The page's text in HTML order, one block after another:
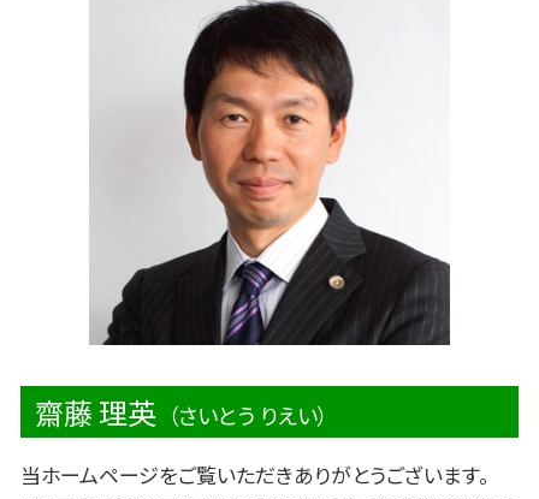
交通事故 死亡
交通事故 診断書
休業損害 主婦
死亡事故 加害者 家族
消防 法律問題
親権 法律問題
不動産 売買 トラブル
経営者 法律問題
職場 法律問題
m&a 法律問題
齋藤 理英 （さいとう りえい）
当ホームページをご覧いただきありがとうございます。